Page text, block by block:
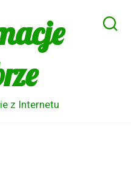
z Internetu